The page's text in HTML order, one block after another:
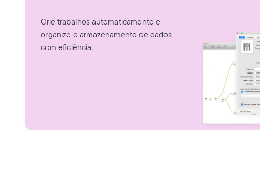
Crie trabalhos automaticamente e
organize o armazenamento de dados
com eficiência.